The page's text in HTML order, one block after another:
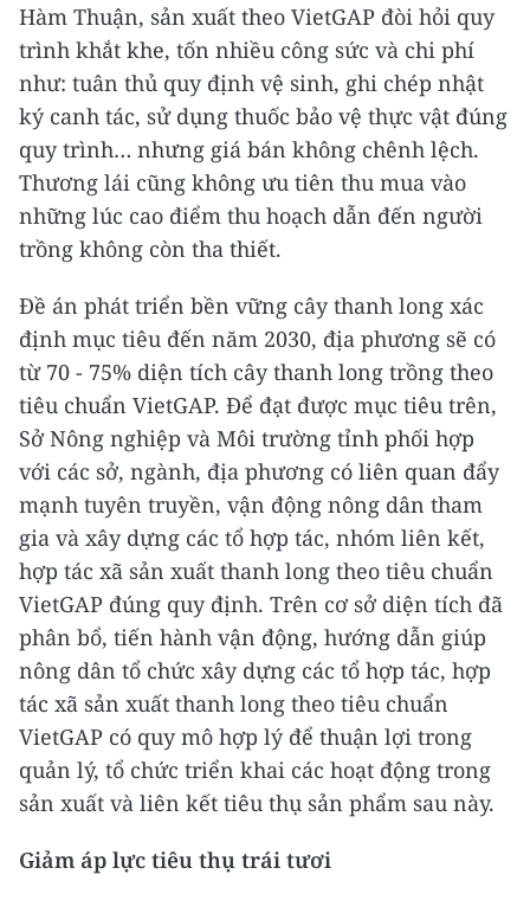
Hàm Thuận, sản xuất theo VietGAP đòi hỏi quy
trình khắt khe, tốn nhiều công sức và chi phí
như: tuân thủ quy định vệ sinh, ghi chép nhật
ký canh tác, sử dụng thuốc bảo vệ thực vật đúng
quy trình… nhưng giá bán không chênh lệch.
Thương lái cũng không ưu tiên thu mua vào
những lúc cao điểm thu hoạch dẫn đến người
trồng không còn tha thiết.
Đề án phát triển bền vững cây thanh long xác
định mục tiêu đến năm 2030, địa phương sẽ có
từ 70 - 75% diện tích cây thanh long trồng theo
tiêu chuẩn VietGAP. Để đạt được mục tiêu trên,
Sở Nông nghiệp và Môi trường tỉnh phối hợp
với các sở, ngành, địa phương có liên quan đẩy
mạnh tuyên truyền, vận động nông dân tham
gia và xây dựng các tổ hợp tác, nhóm liên kết,
hợp tác xã sản xuất thanh long theo tiêu chuẩn
VietGAP đúng quy định. Trên cơ sở diện tích đã
phân bổ, tiến hành vận động, hướng dẫn giúp
nông dân tổ chức xây dựng các tổ hợp tác, hợp
tác xã sản xuất thanh long theo tiêu chuẩn
VietGAP có quy mô hợp lý để thuận lợi trong
quản lý, tổ chức triển khai các hoạt động trong
sản xuất và liên kết tiêu thụ sản phẩm sau này.
Giảm áp lực tiêu thụ trái tươi